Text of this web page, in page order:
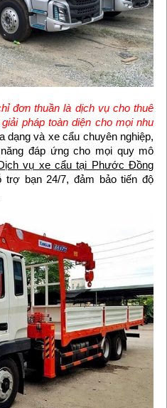
đơn thuần là dịch vụ cho thuê
pháp toàn diện cho mọi nhu
dạng và xe cẩu chuyên nghiệp,
đáp ứng cho mọi quy mô
vụ xe cẩu tại Phước Đồng
bạn 24/7, đảm bảo tiến độ